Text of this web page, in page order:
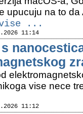
upucuju na to
...
11:14
vise nece
11:12